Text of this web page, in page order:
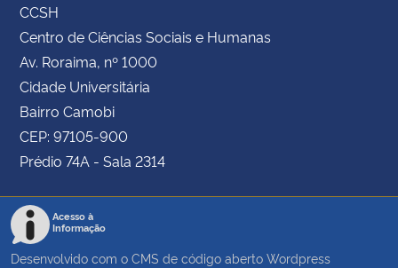
CCSH
Centro de Ciências Sociais e Humanas
Av. Roraima, nº 1000
Cidade Universitária
Bairro Camobi
CEP: 97105-900
Prédio 74A - Sala 2314
Acesso à
Informação
Desenvolvido com o CMS de código aberto Wordpress